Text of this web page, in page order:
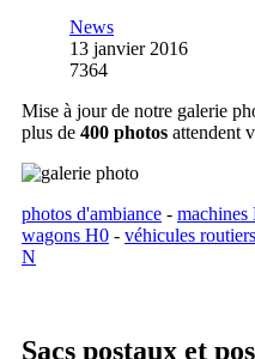
News
13 janvier 2016
7364
Mise à jour de notre galerie
plus de 400 photos attendent
photos d'ambiance - machines
wagons H0 - véhicules
N
Sacs postaux et